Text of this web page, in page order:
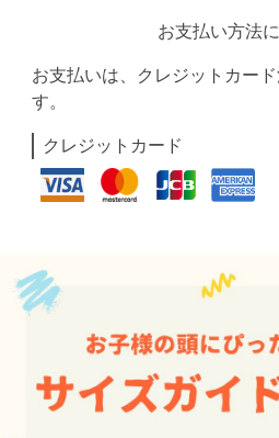
お支払い方法
お支払いは、クレジットカー
す。
クレジットカード